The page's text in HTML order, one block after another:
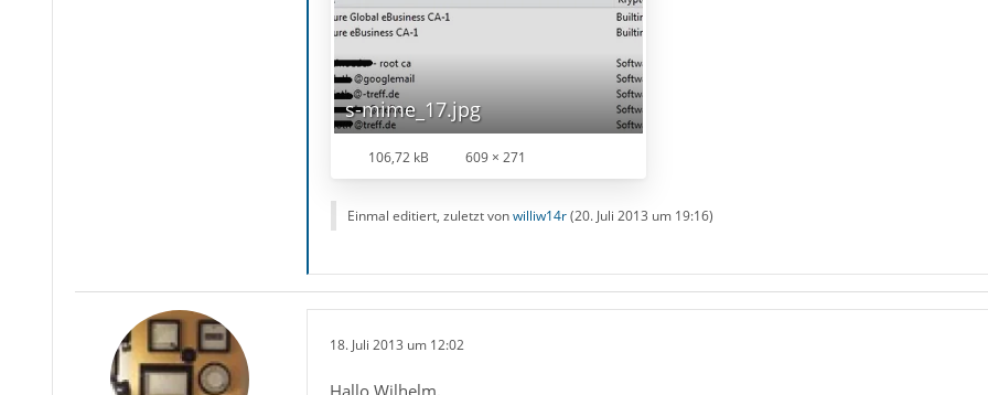
s-mime_17.jpg
106,72 kB 609 × 271
Einmal editiert, zuletzt vonwilliw14r(20. Juli 2013 um 19:16)
18. Juli 2013 um 12:02
Hallo Wilhelm,